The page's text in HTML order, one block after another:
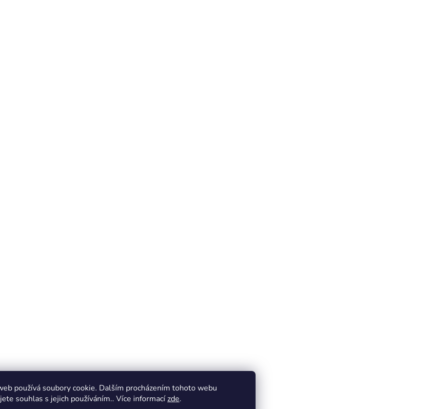
používá soubory cookie. Dalším procházením tohoto webu
souhlas s jejich používáním.. Více informacízde.